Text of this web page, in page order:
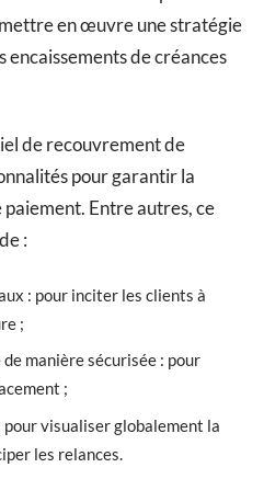
en œuvre une stratégie
encaissements de créances
de recouvrement de
pour garantir la
Entre autres, ce
:
: pour inciter les clients à
;
manière sécurisée : pour
;
visualiser globalement la
les relances.